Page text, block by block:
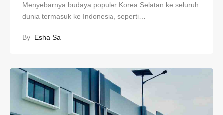
Menyebarnya budaya populer Korea Selatan ke seluruh
dunia termasuk ke Indonesia, seperti…
By Esha Sa